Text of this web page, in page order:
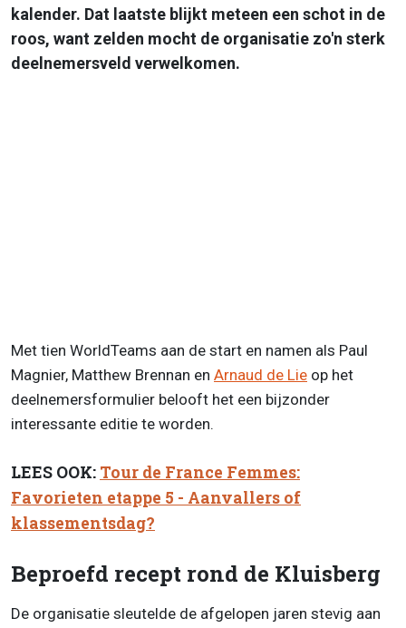
kalender. Dat laatste blijkt meteen een schot in de
roos, want zelden mocht de organisatie zo'n sterk
deelnemersveld verwelkomen.
Met tien WorldTeams aan de start en namen als Paul
Magnier, Matthew Brennan en Arnaud de Lie op het
deelnemersformulier belooft het een bijzonder
interessante editie te worden.
LEES OOK: Tour de France Femmes:
Favorieten etappe 5 - Aanvallers of
klassementsdag?
Beproefd recept rond de Kluisberg
De organisatie sleutelde de afgelopen jaren stevig aan